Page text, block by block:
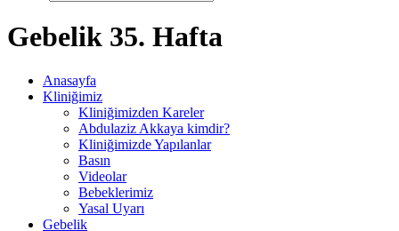
Gebelik 35. Hafta
Anasayfa
Kliniğimiz
Kliniğimizden Kareler
Abdulaziz Akkaya kimdir?
Kliniğimizde Yapılanlar
Basın
Videolar
Bebeklerimiz
Yasal Uyarı
Gebelik